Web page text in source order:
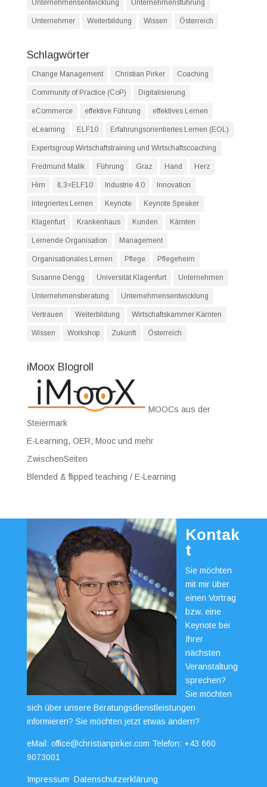
Unternehmensentwicklung Unternehmensführung
Unternehmer Weiterbildung Wissen Österreich
Schlagwörter
Change Management Christian Pirker Coaching
Community of Practice (CoP) Digitalisierung
eCommerce effektive Führung effektives Lernen
eLearning ELF10 Erfahrungsorientiertes Lernen (EOL)
Expertsgroup Wirtschaftstraining und Wirtschaftscoaching
Fredmund Malik Führung Graz Hand Herz
Hirn IL3=ELF10 Industrie 4.0 Innovation
Integriertes Lernen Keynote Keynote Speaker
Klagenfurt Krankenhaus Kunden Kärnten
Lernende Organisation Management
Organisationales Lernen Pflege Pflegeheim
Susanne Dengg Universität Klagenfurt Unternehmen
Unternehmensberatung Unternehmensentwicklung
Vertrauen Weiterbildung Wirtschaftskammer Kärnten
Wissen Workshop Zukunft Österreich
iMoox Blogroll
MOOCs aus der
Steiermark
E-Learning, OER, Mooc und mehr
ZwischenSeiten
Blended & flipped teaching / E-Learning
Kontak
t
Sie möchten
mit mir über
einen Vortrag
bzw. eine
Keynote bei
Ihrer
nächsten
Veranstaltung
sprechen?
Sie möchten
sich über unsere Beratungsdienstleistungen
informieren? Sie möchten jetzt etwas ändern?
eMail: office@christianpirker.com Telefon: +43 660
9073001
Impressum Datenschutzerklärung